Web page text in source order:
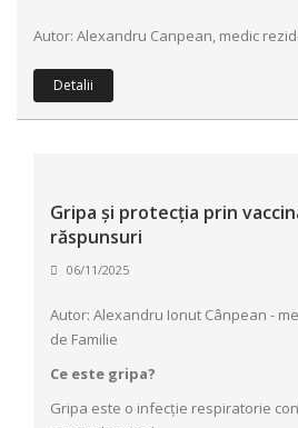
Autor: Alexandru Canpean, medic
Detalii
Gripa și protecția prin
răspunsuri
06/11/2025
Autor: Alexandru Ionut Cânpean -
de Familie
Ce este gripa?
Gripa este o infecție respiratorie